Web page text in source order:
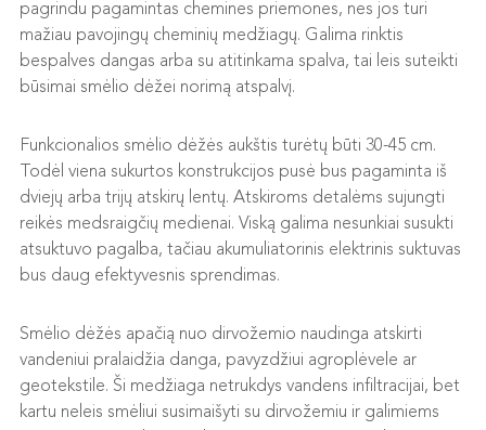
pagrindu pagamintas chemines priemones, nes jos turi
mažiau pavojingų cheminių medžiagų. Galima rinktis
bespalves dangas arba su atitinkama spalva, tai leis suteikti
būsimai smėlio dėžei norimą atspalvį.
Funkcionalios smėlio dėžės aukštis turėtų būti 30-45 cm.
Todėl viena sukurtos konstrukcijos pusė bus pagaminta iš
dviejų arba trijų atskirų lentų. Atskiroms detalėms sujungti
reikės medsraigčių medienai. Viską galima nesunkiai susukti
atsuktuvo pagalba, tačiau akumuliatorinis elektrinis suktuvas
bus daug efektyvesnis sprendimas.
Smėlio dėžės apačią nuo dirvožemio naudinga atskirti
vandeniui pralaidžia danga, pavyzdžiui agroplėvele ar
geotekstile. Ši medžiaga netrukdys vandens infiltracijai, bet
kartu neleis smėliui susimaišyti su dirvožemiu ir galimiems